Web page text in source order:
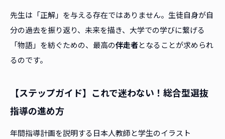
先生は「正解」を与える存在ではありません。生徒自身が自
分の過去を振り返り、未来を描き、大学での学びに繋げる
「物語」を紡ぐための、最高の伴走者となることが求められ
るのです。
【ステップガイド】これで迷わない！総合型選抜
指導の進め方
年間指導計画を説明する日本人教師と学生のイラスト